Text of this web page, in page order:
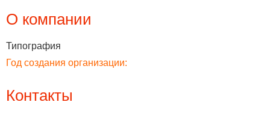
О компании
Типография
Год создания организации:
Контакты